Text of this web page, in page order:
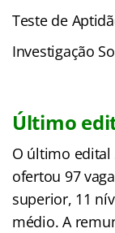
Teste de
Investigação
Último
O último edital
ofertou 97
superior, 11
médio.A